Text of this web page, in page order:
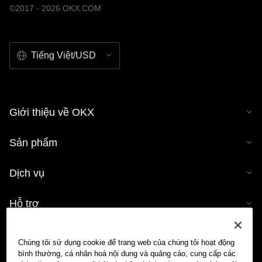
©2017 - 2026 OKX.COM
Tiếng Việt/USD
Giới thiệu về OKX
Sản phẩm
Dịch vụ
Hỗ trợ
Chúng tôi sử dụng cookie để trang web của chúng tôi hoạt động
bình thường, cá nhân hoá nội dung và quảng cáo, cung cấp các